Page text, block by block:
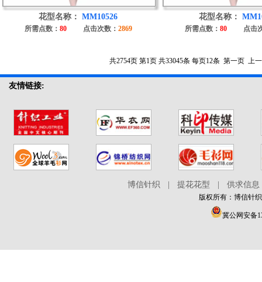
花型名称： MM10526
所需点数： 80 点击次数： 2869
花型名称：
所需点数： 80 点击
共2754页 第1页 共33045条 每页12条 第一页 上
友情链接:
博信针织 提花花型 供求信息
版权所有：博信针
冀公网安备